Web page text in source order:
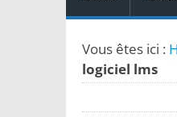
Vous êtes ici :
logiciel lms